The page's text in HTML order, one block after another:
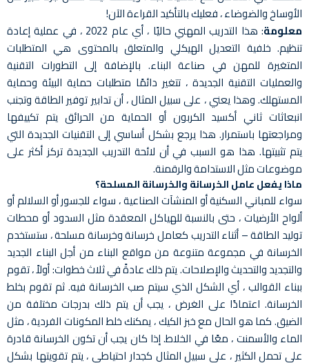
الأوساخ والضوضاء ، فعليك بالتأكيد القراءة الآن!
معلومة
: هذا التدريب المهني حاليًا ، أي عام 2022 ، في عملية إعادة
تنظيم. خلفية التعديل الهيكلي والمتعلق بالمحتوى هي المتطلبات
المتغيرة للمهن في صناعة البناء. بالإضافة إلى التطورات التقنية
والعمليات التقنية الجديدة ، تتغير دائمًا متطلبات حماية البيئة وحماية
المستهلك. وهذا يعني ، على سبيل المثال ، أن تدابير توفير الطاقة وتجنب
انبعاثات ثاني أكسيد الكربون أو الحماية من الحرائق يتم تكييفها
ومراجعتها باستمرار. هذا يرجع بشكل أساسي إلى التقنيات الجديدة التي
يتم تثبيتها. هذا هو السبب في أن لائحة التدريب الجديدة تركز أكثر على
موضوعات مثل الاستدامة والرقمنة.
ماذا يفعل عامل الخرسانة والخرسانة المسلحة؟
سواء للمباني السكنية أو المنشآت الصناعية ، سواء للجسور أو السلالم أو
ألواح الأرضيات ، حتى بالنسبة للهياكل المعقدة مثل السدود أو محطات
توليد الطاقة – أثناء التدريب كعامل خرسانة وخرسانة مسلحة ، ستستخدم
الخرسانة في مجموعة متنوعة من مواقع البناء من أجل البناء الجديد
والتجديد والتحديث والإصلاحات. يتم ذلك عادةً في ثلاث خطوات: أولاً ، تقوم
ببناء القوالب ، أي الشكل الذي سيتم صب الخرسانة فيه. ثم تقوم بخلط
الخرسانة. اعتمادًا على الغرض ، يجب أن يتم ذلك بدرجات مختلفة من
الضيق. كما هو الحال مع خبز الكيك ، يمكنك خلط المكونات الفردية ، مثل
الماء والأسمنت ، معًا في الخلاط. إذا كان يجب أن تكون الخرسانة قادرة
على تحمل الكثير ، على سبيل المثال كجدار احتياطي ، يتم تقويتها بشكل